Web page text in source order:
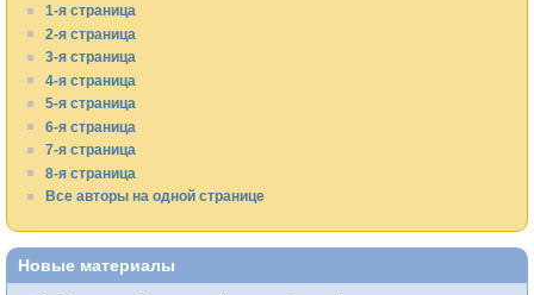
1-я страница
2-я страница
3-я страница
4-я страница
5-я страница
6-я страница
7-я страница
8-я страница
Все авторы на одной странице
Новые материалы